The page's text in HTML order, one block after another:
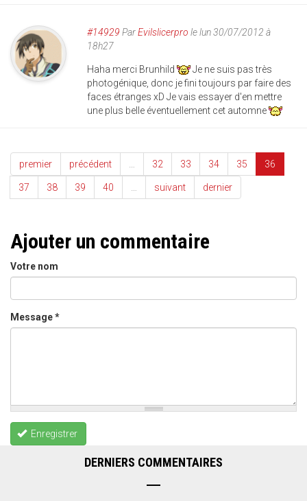
#14929 ParEvilslicerpro le lun 30/07/2012 à
18h27
Haha merci Brunhild
Je ne suis pas très
photogénique, donc je fini toujours par faire des
faces étranges xD Je vais essayer d'en mettre
une plus belle éventuellement cet automne
premier précédent 32 33 34 35 36
37 38 39 40 suivant dernier
Ajouter un commentaire
Votre nom
Message*
Enregistrer
DERNIERS COMMENTAIRES